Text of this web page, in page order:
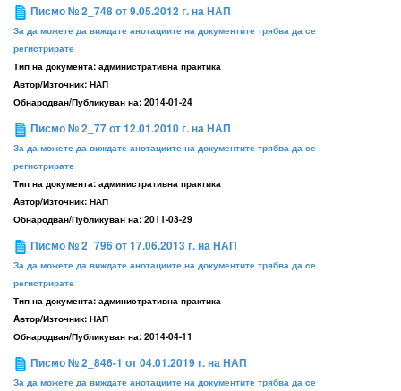
Писмо № 2_748 от 9.05.2012 г. на НАП
За да можете да виждате анотациите на документите трябва да се
регистрирате
Тип на документа: административна практика
Aвтор/Източник: НАП
Обнародван/Публикуван на: 2014-01-24
Писмо № 2_77 от 12.01.2010 г. на НАП
За да можете да виждате анотациите на документите трябва да се
регистрирате
Тип на документа: административна практика
Aвтор/Източник: НАП
Обнародван/Публикуван на: 2011-03-29
Писмо № 2_796 от 17.06.2013 г. на НАП
За да можете да виждате анотациите на документите трябва да се
регистрирате
Тип на документа: административна практика
Aвтор/Източник: НАП
Обнародван/Публикуван на: 2014-04-11
Писмо № 2_846-1 от 04.01.2019 г. на НАП
За да можете да виждате анотациите на документите трябва да се